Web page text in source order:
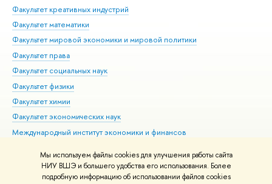
Мы используем файлы cookies для улучшения работы сайта
НИУ ВШЭ и большего удобства его использования. Более
подробную информацию об использовании файлов cookies
Факультет креативных индустрий
Факультет математики
Факультет мировой экономики и мировой политики
Факультет права
Факультет социальных наук
Факультет физики
Факультет химии
Факультет экономических наук
Международный институт экономики и финансов
Тихонова